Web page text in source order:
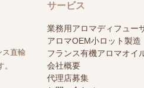
ス直輸
サービス
業務用アロマディフュー
アロマOEM小ロット製造
フランス有機アロマオイ
会社概要
代理店募集